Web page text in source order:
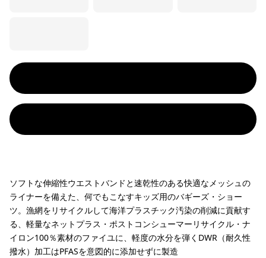
ソフトな伸縮性ウエストバンドと速乾性のある快適なメッシュの
ライナーを備えた、何でもこなすキッズ用のバギーズ・ショー
ツ。漁網をリサイクルして海洋プラスチック汚染の削減に貢献す
る、軽量なネットプラス・ポストコンシューマーリサイクル・ナ
イロン100％素材のファイユに、軽度の水分を弾くDWR（耐久性
撥水）加工はPFASを意図的に添加せずに製造